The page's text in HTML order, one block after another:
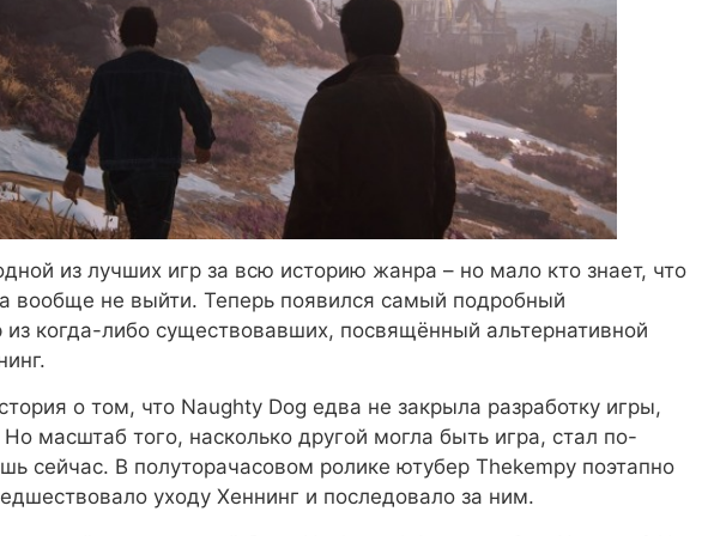
из лучших игр за всю историю жанра – но мало кто знает, что
вообще не выйти. Теперь появился самый подробный
когда-либо существовавших, посвящённый альтернативной
о том, что Naughty Dog едва не закрыла разработку игры,
масштаб того, насколько другой могла быть игра, стал по-
сейчас. В полуторачасовом ролике ютубер Thekempy поэтапно
уходу Хеннинг и последовало за ним.